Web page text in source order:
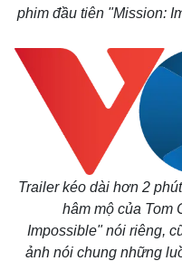
phim đầu tiên "Mission:
Trailer kéo dài hơn 2
hâm mộ của Tom
Impossible"nói riêng,
ảnh nói chung những